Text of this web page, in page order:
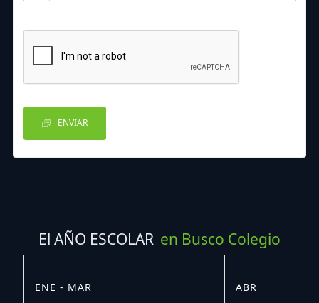
ENVIAR
El AÑO ESCOLAR en Busco Colegio
ENE - MAR ABR